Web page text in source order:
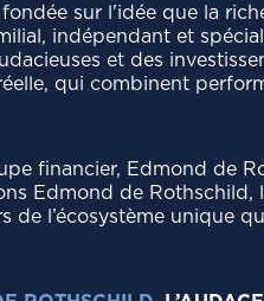
sur l'idée que la
indépendant et
et des
réelle, qui combinent
ﬁnancier, Edmond de
Edmond de Rothschild,
de l’écosystème unique